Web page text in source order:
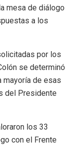
mesa de diálogo
a los
por los
se determinó
mayoría de esas
del Presidente
los 33
con el Frente